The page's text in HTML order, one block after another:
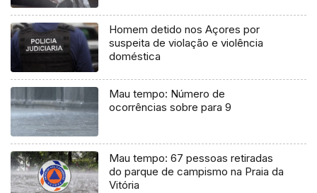
Homem detido nos Açores por
suspeita de violação e violência
doméstica
Mau tempo: Número de
ocorrências sobre para 9
Mau tempo: 67 pessoas retiradas
do parque de campismo na Praia da
Vitória